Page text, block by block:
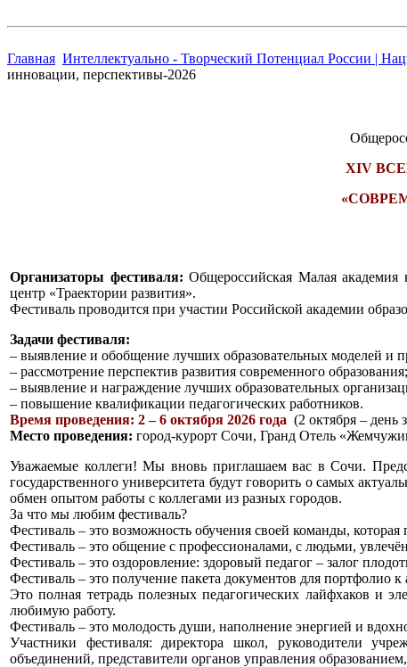
Главная Интеллектуально - Творческий Потенциал России |
инновации, перспективы-2026
XIV
Организаторы фестиваля: Общероссийская Малая академия
центр «Траектории развития».
Фестиваль проводится при участии Российской академии
Задачи фестиваля:
– выявление и обобщение лучших образовательных моделей и
– рассмотрение перспектив развития современного образования;
– выявление и награждение лучших образовательных
– повышение квалификации педагогических работников.
Время проведения: 2 – 6 октября 2026 года (2 октября – день
Место проведения: город-курорт Сочи, Гранд Отель
Уважаемые коллеги! Мы вновь приглашаем вас в Сочи.
государственного университета будут говорить о самых
обмен опытом работы с коллегами из разных городов.
За что мы любим фестиваль?
Фестиваль – это возможность обучения своей команды, которая
Фестиваль – это общение с профессионалами, с людьми,
Фестиваль – это оздоровление: здоровый педагог – залог
Фестиваль – это получение пакета документов для портфолио к
Это полная тетрадь полезных педагогических лайфхаков и
любимую работу.
Фестиваль – это молодость души, наполнение энергией и
Участники фестиваля: директора школ, руководители
объединений, представители органов управления